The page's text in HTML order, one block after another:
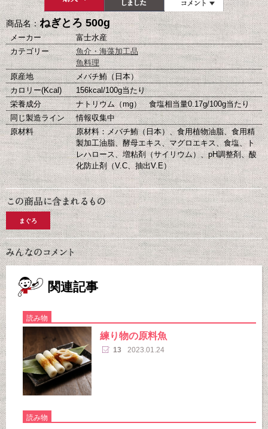
商品名：ねぎとろ 500g
メーカー
富士水産
カテゴリー
魚介・海藻加工品
魚料理
原産地
メバチ鮪（日本）
カロリー(Kcal)
156kcal/100g当たり
栄養成分
ナトリウム（mg） 食塩相当量0.17g/100g当たり
同じ製造ライン
情報収集中
原材料
原材料：メバチ鮪（日本）、食用植物油脂、食用精
製加工油脂、酵母エキス、マグロエキス、食塩、ト
レハロース、増粘剤（サイリウム）、pH調整剤、酸
化防止剤（V.C、抽出V.E）
まぐろ
関連記事
読み物
練り物の原料魚
13 2023.01.24
読み物